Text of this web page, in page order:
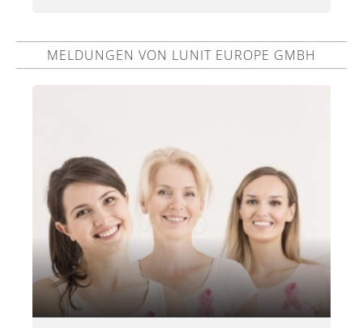
MELDUNGEN VON LUNIT EUROPE GMBH